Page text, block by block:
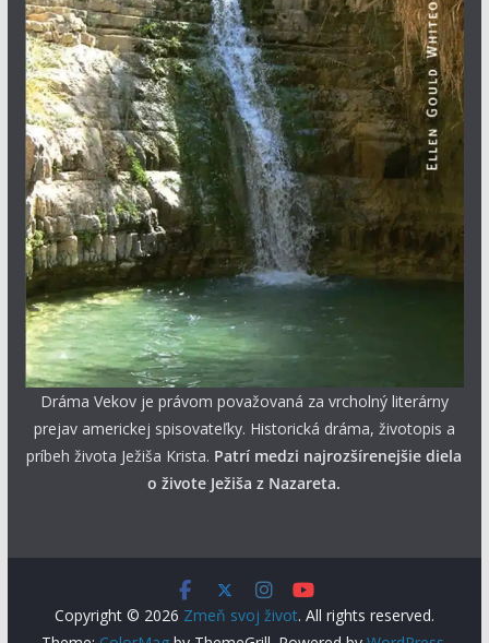
Dráma Vekov je právom považovaná za vrcholný literárny
prejav americkej spisovateľky. Historická dráma, životopis a
príbeh života Ježiša Krista. Patrí medzi najrozšírenejšie diela
o živote Ježiša z Nazareta.
Copyright © 2026 Zmeň svoj život. All rights reserved.